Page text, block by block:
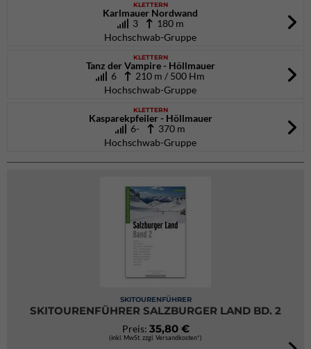
KLETTERN
Karlmauer Nordwand
3 180 m
Hochschwab-Gruppe
KLETTERN
Tanz der Vampire - Höllmauer
6
210 m / 500 Hm
Hochschwab-Gruppe
KLETTERN
Kasparekpfeiler - Höllmauer
6-
370 m
Hochschwab-Gruppe
SKITOURENFÜHRER
SKITOURENFÜHRER SALZBURGER LAND BD. 2
Preis: 35,80 €
(inkl. MwSt. zzgl. Versandkosten*)